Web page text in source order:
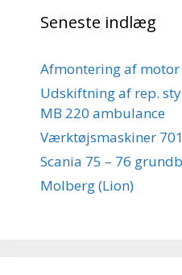
Seneste indlæg
Afmontering af motor
Udskiftning af rep.
MB 220 ambulance
Værktøjsmaskiner
Scania 75 – 76
Molberg (Lion)